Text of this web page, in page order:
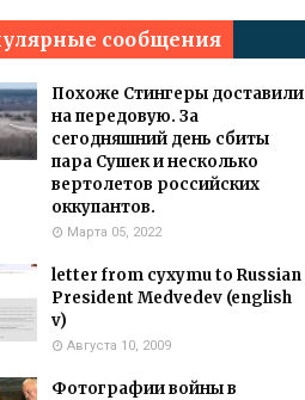
сообщения
Похоже Стингеры доставили
на передовую. За
сегодняшний день сбиты
пара Сушек и несколько
вертолетов российских
оккупантов.
Марта 05, 2022
letter from cyxymu to Russian
President Medvedev (english
v)
Августа 10, 2009
Фотографии войны в